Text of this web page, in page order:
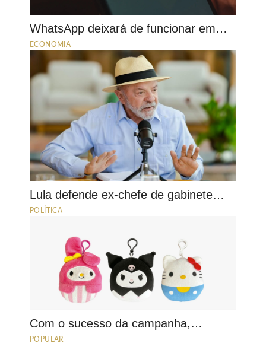
WhatsApp deixará de funcionar em…
ECONOMIA
Lula defende ex-chefe de gabinete…
POLÍTICA
Com o sucesso da campanha,…
POPULAR